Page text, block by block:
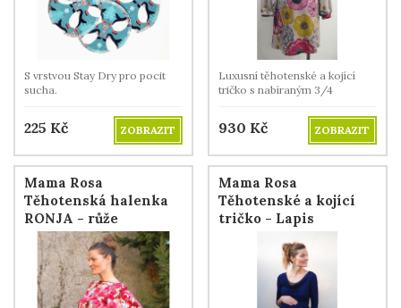
S vrstvou Stay Dry pro pocit
sucha.
225 Kč ZOBRAZIT
Luxusní těhotenské a kojící
tričko s nabíraným 3/4
930 Kč ZOBRAZIT
Mama Rosa
Těhotenská halenka
RONJA - růže
Mama Rosa
Těhotenské a kojící
tričko - Lapis